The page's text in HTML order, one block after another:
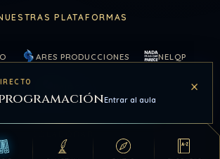
PLATAFORMAS
ARES PRODUCCIONES NELQP
Entrar al aula
×